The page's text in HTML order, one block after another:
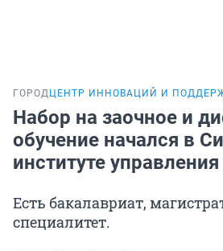
ГОРОД ЦЕНТР ИННОВАЦИЙ И
Набор на заочное и
обучение начался в
институте
Есть бакалавриат,
специалитет.